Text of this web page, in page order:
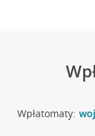
Wpłatomaty: